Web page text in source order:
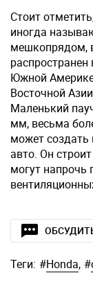
Стоит
иногда
мешкопрядом,
Южной
Восточной
Маленький
мм, весьма
может
авто. Он
могут напрочь
Теги: #Honda, #